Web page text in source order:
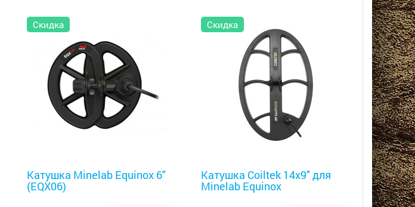
Скидка
Катушка Minelab Equinox 6"
(EQX06)
Скидка
Катушка Coiltek 14x9" для
Minelab Equinox